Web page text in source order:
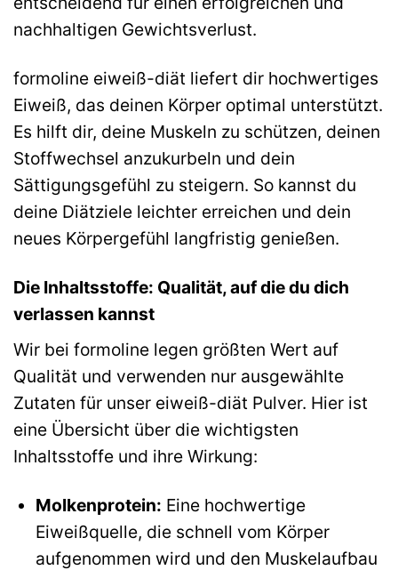
nachhaltigen Gewichtsverlust.
formoline eiweiß-diät liefert dir hochwertiges
Eiweiß, das deinen Körper optimal unterstützt.
Es hilft dir, deine Muskeln zu schützen, deinen
Stoffwechsel anzukurbeln und dein
Sättigungsgefühl zu steigern. So kannst du
deine Diätziele leichter erreichen und dein
neues Körpergefühl langfristig genießen.
Die Inhaltsstoffe: Qualität, auf die du dich
verlassen kannst
Wir bei formoline legen größten Wert auf
Qualität und verwenden nur ausgewählte
Zutaten für unser eiweiß-diät Pulver. Hier ist
eine Übersicht über die wichtigsten
Inhaltsstoffe und ihre Wirkung:
Molkenprotein: Eine hochwertige
Eiweißquelle, die schnell vom Körper
aufgenommen wird und den Muskelaufbau